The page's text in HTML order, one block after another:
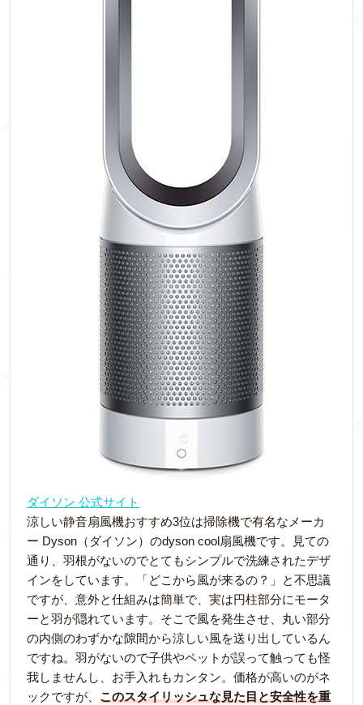
ダイソン 公式サイト
涼しい静音扇風機おすすめ3位は掃除機で有名なメーカ
ー Dyson（ダイソン）のdyson cool扇風機です。見ての
通り、羽根がないのでとてもシンプルで洗練されたデザ
インをしています。「どこから風が来るの？」と不思議
ですが、意外と仕組みは簡単で、実は円柱部分にモータ
ーと羽が隠れています。そこで風を発生させ、丸い部分
の内側のわずかな隙間から涼しい風を送り出しているん
ですね。羽がないので子供やペットが誤って触っても怪
我しませんし、お手入れもカンタン。価格が高いのがネ
ックですが、 このスタイリッシュな見た目と安全性を重